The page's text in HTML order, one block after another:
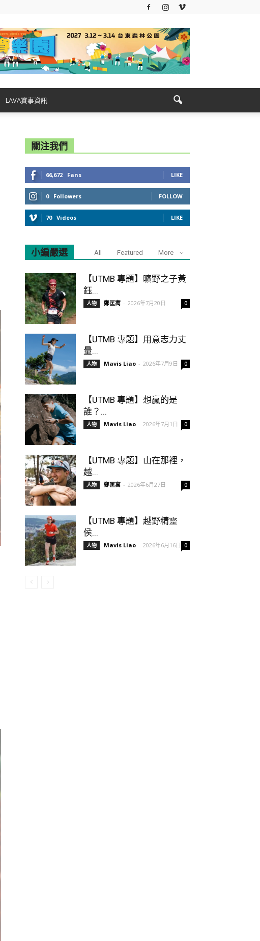
LAVA賽事資訊
關注我們
66,672 Fans LIKE
0 Followers FOLLOW
70 Videos LIKE
小編嚴選 All Featured More
【UTMB 專題】曠野之子黃
鈺...
人物 鄭匡寓 - 2026年7月20日 0
【UTMB 專題】用意志力丈
量...
人物 Mavis Liao - 2026年7月9日 0
【UTMB 專題】想贏的是
誰？...
人物 Mavis Liao - 2026年7月1日 0
【UTMB 專題】山在那裡，
越...
人物 鄭匡寓 - 2026年6月27日 0
【UTMB 專題】越野精靈
侯...
人物 Mavis Liao - 2026年6月16日 0